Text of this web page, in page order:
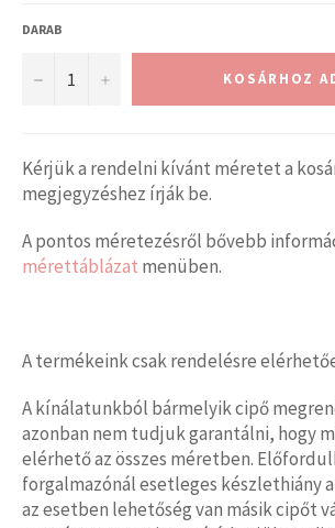
DARAB
− + KOSÁRHOZ
Kérjük a rendelni kívánt méretet a
megjegyzéshez írják be.
A pontos méretezésről bővebb
mérettáblázat menüben.
A termékeink csak rendelésre
A kínálatunkból bármelyik cipő
azonban nem tudjuk garantálni, hogy
elérhető az összes méretben.
forgalmazónál esetleges készlethiány
az esetben lehetőség van másik cipőt